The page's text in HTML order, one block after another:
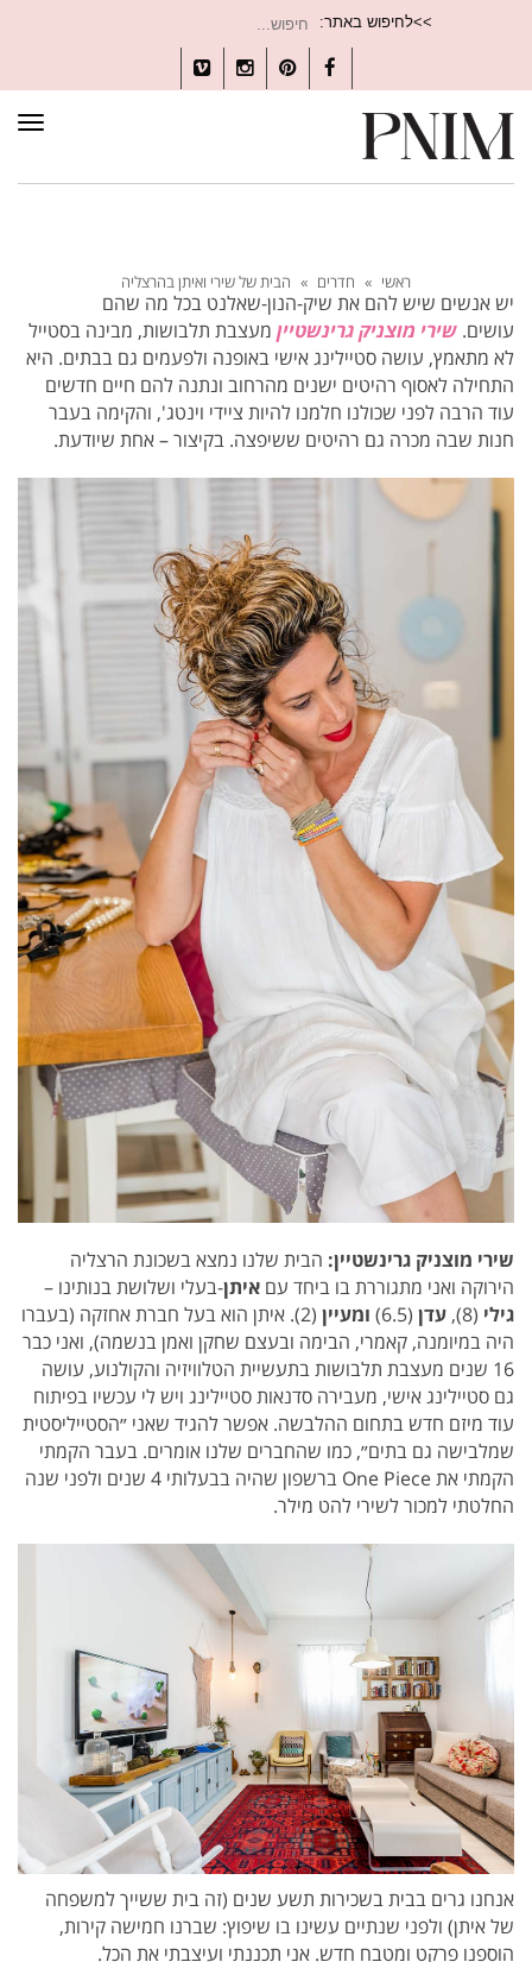
>>לחיפוש באתר:
עבור:
Facebook
Pinterest
Instagram
Vimeo
ראשי » חדרים » הבית של שירי ואיתן בהרצליה
יש אנשים שיש להם את שיק-הנון-שאלנט בכל מה שהם
עושים. שירי מוצניק גרינשטיין מעצבת תלבושות, מבינה בסטייל
לא מתאמץ, עושה סטיילינג אישי באופנה ולפעמים גם בבתים. היא
התחילה לאסוף רהיטים ישנים מהרחוב ונתנה להם חיים חדשים
עוד הרבה לפני שכולנו חלמנו להיות ציידי וינטג', והקימה בעבר
חנות שבה מכרה גם רהיטים ששיפצה. בקיצור – אחת שיודעת.
שירי מוצניק גרינשטיין: הבית שלנו נמצא בשכונת הרצליה
הירוקה ואני מתגוררת בו ביחד עם איתן-בעלי ושלושת בנותינו –
גילי (8), עדן (6.5) ומעיין
(2). איתן הוא בעל חברת אחזקה (בעברו
היה במיומנה, קאמרי, הבימה ובעצם שחקן ואמן בנשמה), ואני כבר
16 שנים מעצבת תלבושות בתעשיית הטלוויזיה והקולנוע, עושה
גם סטיילינג אישי, מעבירה סדנאות סטיילינג ויש לי עכשיו בפיתוח
עוד מיזם חדש בתחום ההלבשה. אפשר להגיד שאני ״הסטייליסטית
שמלבישה גם בתים״, כמו שהחברים שלנו אומרים. בעבר הקמתי
הקמתי את One Piece ברשפון שהיה בבעלותי 4 שנים ולפני שנה
החלטתי למכור לשירי להט מילר.
אנחנו גרים בבית בשכירות תשע שנים (זה בית ששייך למשפחה
של איתן) ולפני שנתיים עשינו בו שיפוץ: שברנו חמישה קירות,
הוספנו פרקט ומטבח חדש. אני תכננתי ועיצבתי את הכל.